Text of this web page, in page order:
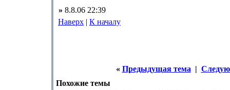
» 8.8.06 22:39
Наверх | К началу
« Предыдущая тема |
Похожие темы